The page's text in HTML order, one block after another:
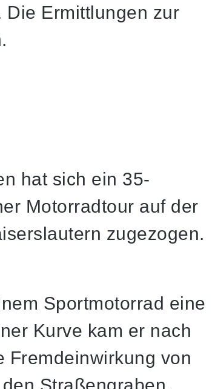
Die Ermittlungen zur
hat sich ein 35-
Motorradtour auf der
zugezogen.
Sportmotorrad eine
Kurve kam er nach
Fremdeinwirkung von